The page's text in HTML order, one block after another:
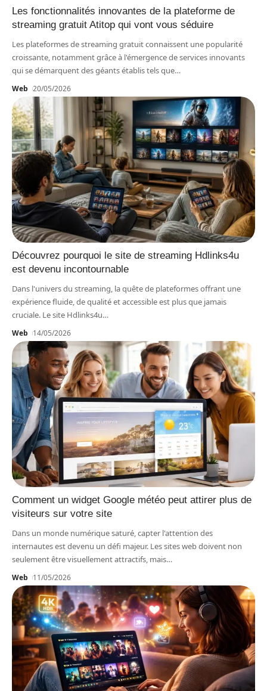
Les fonctionnalités innovantes de la plateforme de
streaming gratuit Atitop qui vont vous séduire
Les plateformes de streaming gratuit connaissent une popularité
croissante, notamment grâce à l'émergence de services innovants
qui se démarquent des géants établis tels que…
Web 20/05/2026
Découvrez pourquoi le site de streaming Hdlinks4u
est devenu incontournable
Dans l'univers du streaming, la quête de plateformes offrant une
expérience fluide, de qualité et accessible est plus que jamais
cruciale. Le site Hdlinks4u…
Web 14/05/2026
Comment un widget Google météo peut attirer plus de
visiteurs sur votre site
Dans un monde numérique saturé, capter l'attention des
internautes est devenu un défi majeur. Les sites web doivent non
seulement être visuellement attractifs, mais…
Web 11/05/2026